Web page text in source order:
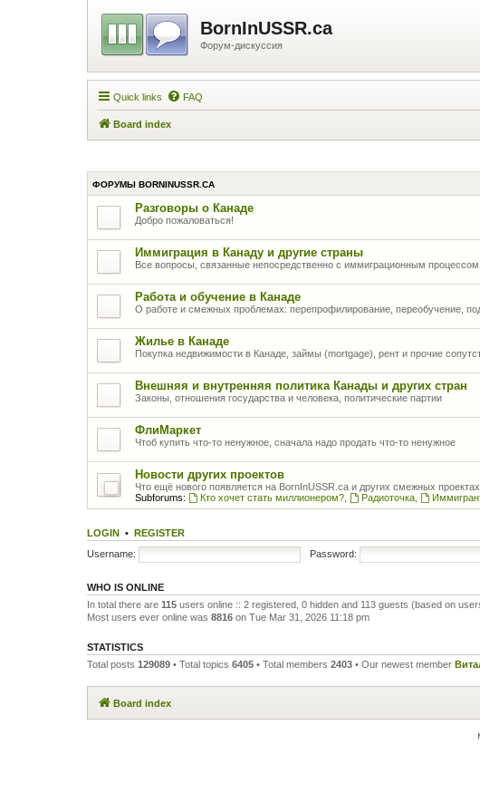
BornInUSSR.ca
Форум-дискуссия
Quick links FAQ
Board index
ФОРУМЫ BORNINUSSR.CA
Разговоры о Канаде
Добро пожаловаться!
Иммиграция в Канаду и другие страны
Все вопросы, связанные непосредственно с иммиграционным
Работа и обучение в Канаде
О работе и смежных проблемах: перепрофилирование, переобучение,
Жилье в Канаде
Покупка недвижимости в Канаде, займы (mortgage), рент и прочие
Внешняя и внутренняя политика Канады и других стран
Законы, отношения государства и человека, политические партии
ФлиМаркет
Чтоб купить что-то ненужное, сначала надо продать что-то ненужное
Новости других проектов
Что ещё нового появляется на BornInUSSR.ca и других смежных проектах
Subforums:
Кто хочет стать миллионером?, Радиоточка,
LOGIN • REGISTER
Username:
Password:
WHO IS ONLINE
In total there are 115 users online :: 2 registered, 0 hidden and 113 guests (based on
Most users ever online was 8816 on Tue Mar 31, 2026 11:18 pm
STATISTICS
Total posts 129089 • Total topics 6405 • Total members 2403 • Our newest member
Board index